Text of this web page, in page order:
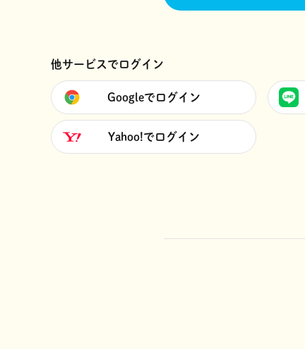
他サービスでログイン
Googleでログイン
Yahoo!でログイン